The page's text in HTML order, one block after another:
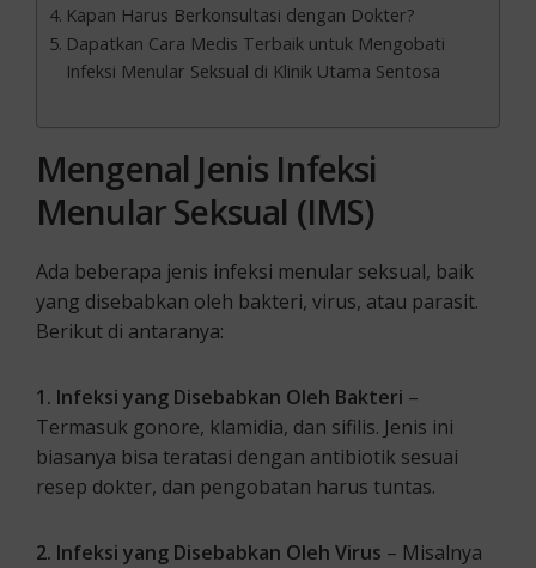
Kapan Harus Berkonsultasi dengan Dokter?
Dapatkan Cara Medis Terbaik untuk Mengobati
Infeksi Menular Seksual di Klinik Utama Sentosa
Mengenal Jenis Infeksi
Menular Seksual (IMS)
Ada beberapa jenis infeksi menular seksual, baik
yang disebabkan oleh bakteri, virus, atau parasit.
Berikut di antaranya:
1. Infeksi yang Disebabkan Oleh Bakteri –
Termasuk gonore, klamidia, dan sifilis. Jenis ini
biasanya bisa teratasi dengan antibiotik sesuai
resep dokter, dan pengobatan harus tuntas.
2. Infeksi yang Disebabkan Oleh Virus – Misalnya